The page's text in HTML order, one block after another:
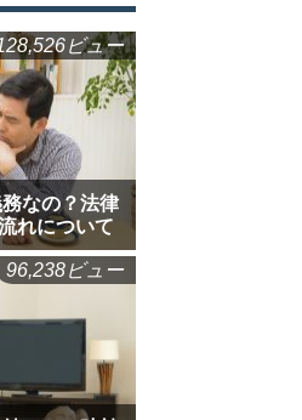
なの？法律
れについて
ビュー
96,238ビュー